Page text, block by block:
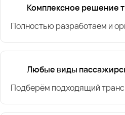
Комплексное решение
Полностью разработаем и
Любые виды
Подберём подходящий